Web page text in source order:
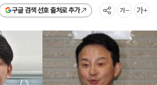
구글 검색 선호 출처로 추가